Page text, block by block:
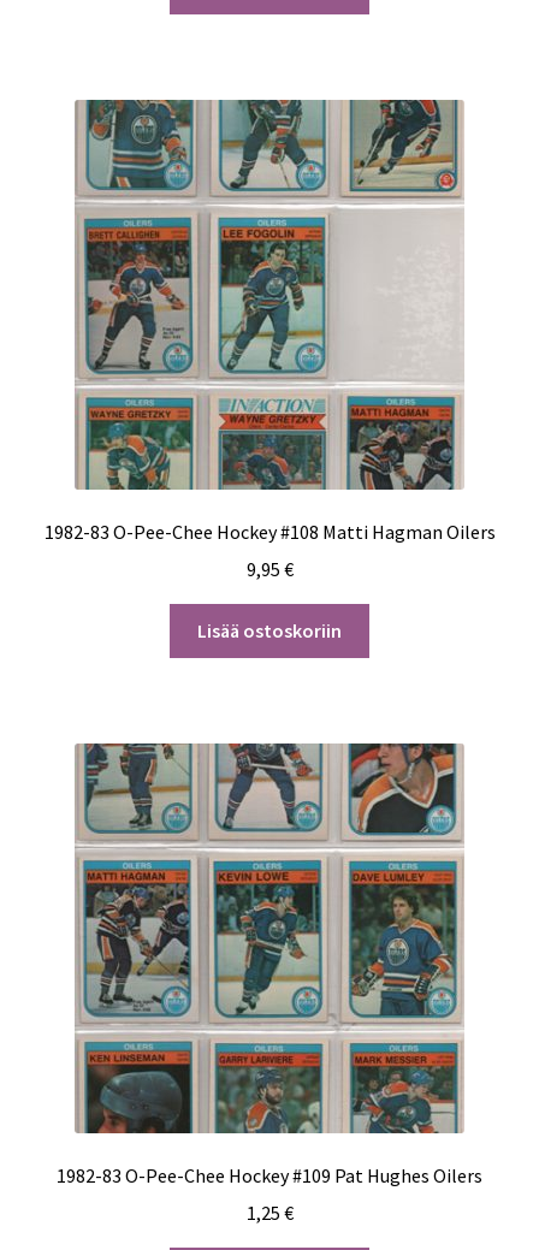
1982-83 O-Pee-Chee Hockey #108 Matti Hagman Oilers
9,95 €
Lisää ostoskoriin
1982-83 O-Pee-Chee Hockey #109 Pat Hughes Oilers
1,25 €